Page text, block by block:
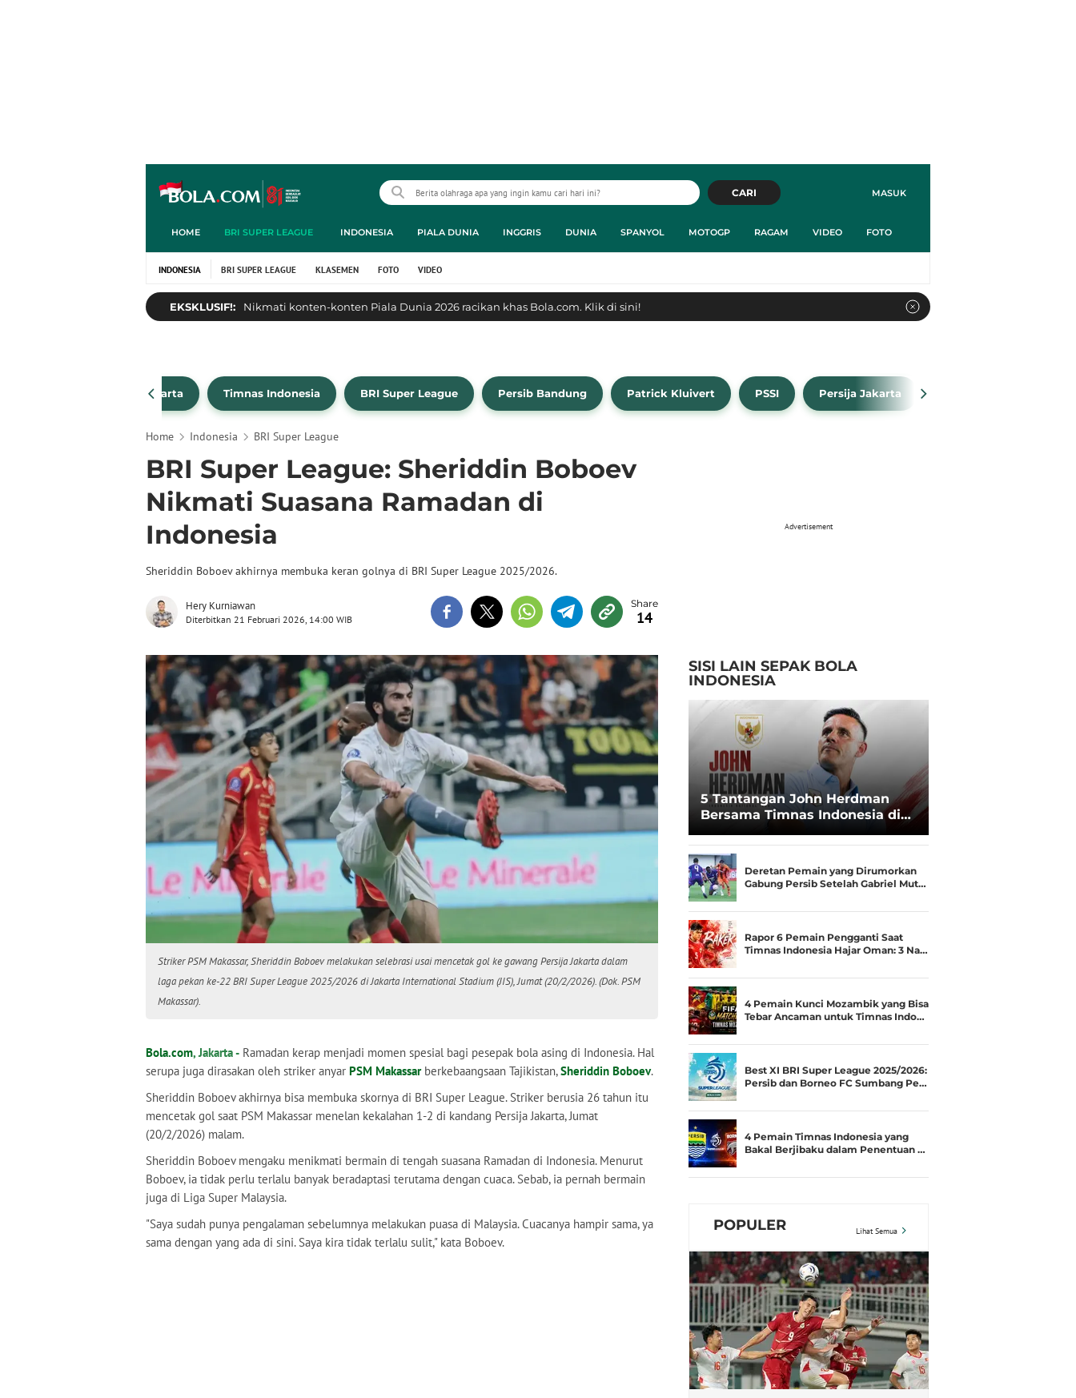
MASUK
CARI
HOME BRI SUPER LEAGUE INDONESIA PIALA DUNIA INGGRIS DUNIA SPANYOL MOTOGP RAGAM VIDEO FOTO
INDONESIA BRI SUPER LEAGUE KLASEMEN FOTO VIDEO
EKSKLUSIF!: Nikmati konten-konten Piala Dunia 2026 racikan khas Bola.com. Klik di sini!
Persija Jakarta Timnas Indonesia BRI Super League Persib Bandung Patrick Kluivert PSSI Persija Jakarta
Home Indonesia BRI Super League
BRI Super League: Sheriddin Boboev
Nikmati Suasana Ramadan di
Indonesia
Sheriddin Boboev akhirnya membuka keran golnya di BRI Super League 2025/2026.
Hery Kurniawan
Diterbitkan 21 Februari 2026, 14:00 WIB 14
Striker PSM Makassar, Sheriddin Boboev melakukan selebrasi usai mencetak gol ke gawang Persija Jakarta dalam
laga pekan ke-22 BRI Super League 2025/2026 di Jakarta International Stadium (JIS), Jumat (20/2/2026). (Dok. PSM
Makassar).
Bola.com, Jakarta - Ramadan kerap menjadi momen spesial bagi pesepak bola asing di Indonesia. Hal
serupa juga dirasakan oleh striker anyar PSM Makassarberkebaangsaan Tajikistan,Sheriddin Boboev.
Sheriddin Boboev akhirnya bisa membuka skornya di BRI Super League. Striker berusia 26 tahun itu
mencetak gol saat PSM Makassar menelan kekalahan 1-2 di kandang Persija Jakarta, Jumat
(20/2/2026) malam.
Sheriddin Boboev mengaku menikmati bermain di tengah suasana Ramadan di Indonesia. Menurut
Boboev, ia tidak perlu terlalu banyak beradaptasi terutama dengan cuaca. Sebab, ia pernah bermain
juga di Liga Super Malaysia.
"Saya sudah punya pengalaman sebelumnya melakukan puasa di Malaysia. Cuacanya hampir sama, ya
sama dengan yang ada di sini. Saya kira tidak terlalu sulit," kata Boboev.
Advertisement
SISI LAIN SEPAK BOLA
INDONESIA
5 Tantangan John Herdman
Bersama Timnas Indonesia di
Spesialis Runner-up Menjadi
Juara
Deretan Pemain yang Dirumorkan
Gabung Persib Setelah Gabriel Mut…
Rapor 6 Pemain Pengganti Saat
Timnas Indonesia Hajar Oman: 3 Na…
4 Pemain Kunci Mozambik yang Bisa
Tebar Ancaman untuk Timnas Indo…
Best XI BRI Super League 2025/2026:
Persib dan Borneo FC Sumbang Pe…
4 Pemain Timnas Indonesia yang
Bakal Berjibaku dalam Penentuan …
POPULER Lihat Semua